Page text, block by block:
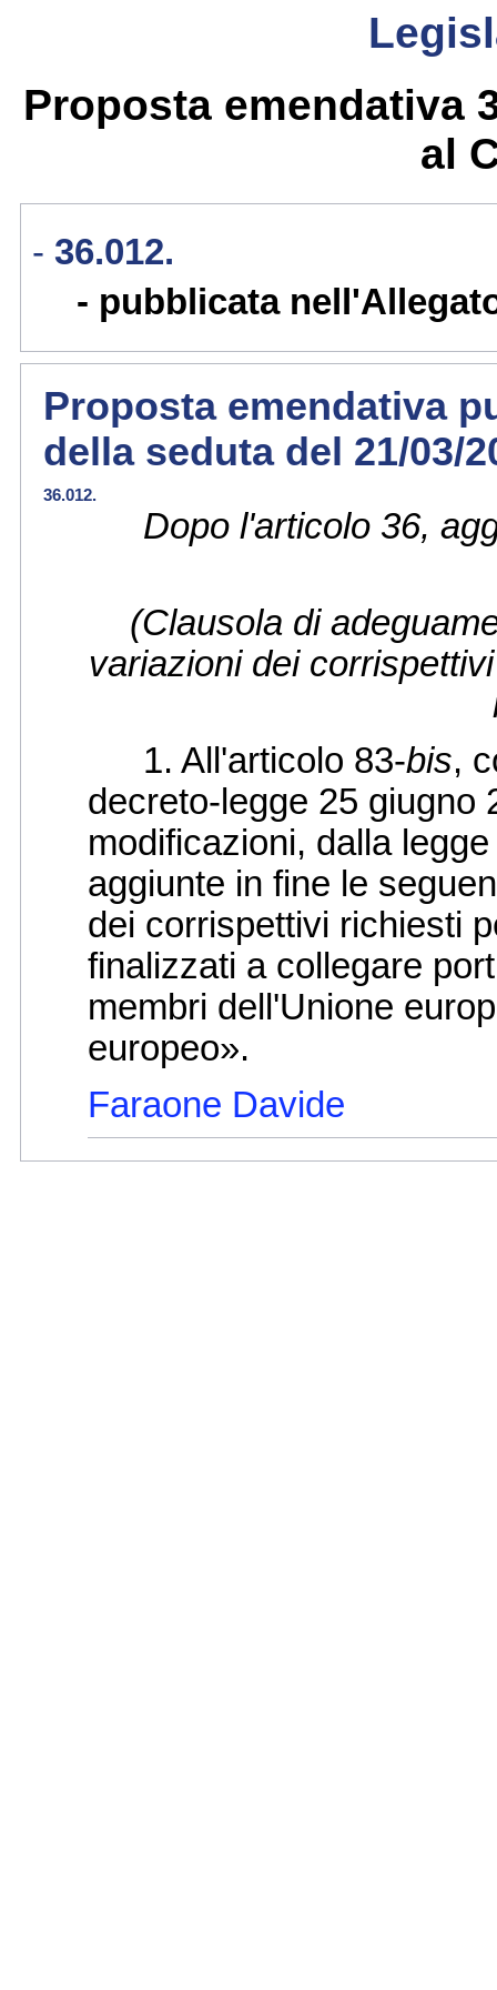
Proposta emendativa
al
36.012.
pubblicata
Proposta emendativa
della seduta del 21/03/
36.012.
Dopo l'articolo 36,
(Clausola di
variazioni dei
1. All'articolo 83-bis,
decreto-legge 25 giugno
modificazioni, dalla
aggiunte in fine le
dei corrispettivi richiesti
finalizzati a collegare
membri dell'Unione
europeo».
Faraone Davide